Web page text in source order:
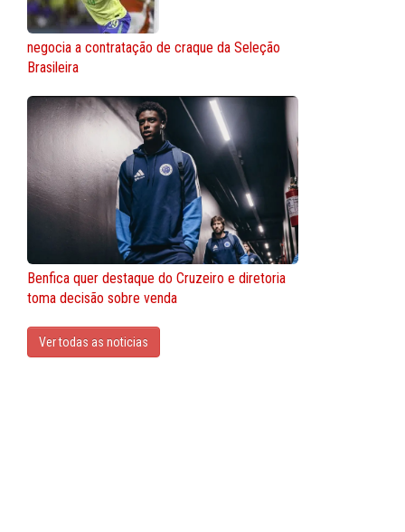
negocia a contratação de craque da Seleção
Brasileira
Benfica quer destaque do Cruzeiro e diretoria
toma decisão sobre venda
Ver todas as noticias